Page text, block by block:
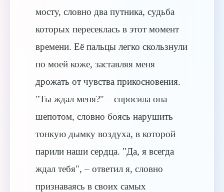
мосту, словно два путника, судьба
которых пересеклась в этот момент
времени. Её пальцы легко скользнули
по моей коже, заставляя меня
дрожать от чувства прикосновения.
"Ты ждал меня?" – спросила она
шепотом, словно боясь нарушить
тонкую дымку воздуха, в которой
парили наши сердца. "Да, я всегда
ждал тебя", – ответил я, словно
признаваясь в своих самых